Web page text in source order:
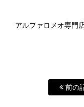
アルファロメオ専門
前の